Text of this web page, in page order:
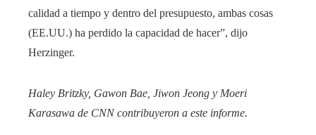
calidad a tiempo y dentro del presupuesto, ambas cosas
(EE.UU.) ha perdido la capacidad de hacer”, dijo
Herzinger.
Haley Britzky, Gawon Bae, Jiwon Jeong y Moeri
Karasawa de CNN contribuyeron a este informe.